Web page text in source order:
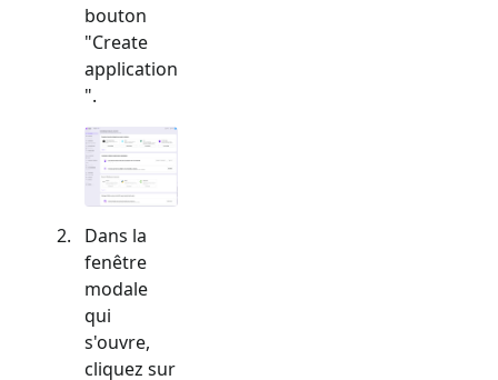
bouton
"Create
application
".
Dans la
fenêtre
modale
qui
s'ouvre,
cliquez sur